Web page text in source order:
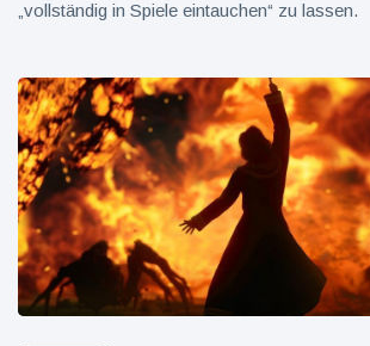
„vollständig in Spiele eintauchen“ zu lassen.